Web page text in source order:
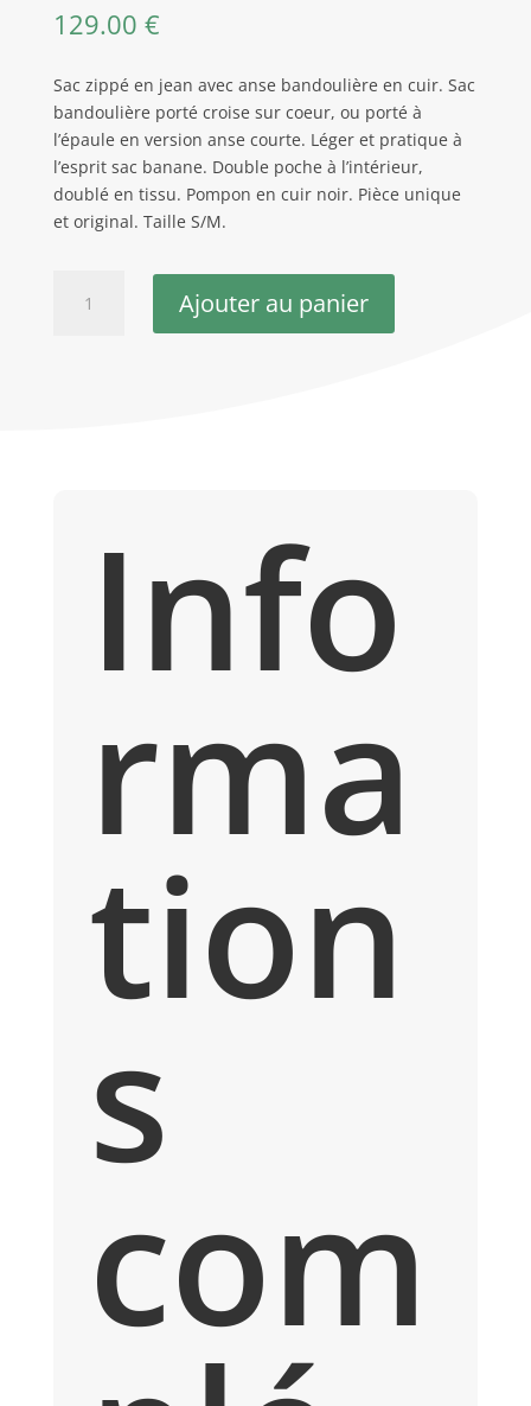
129.00 €
Sac zippé en jean avec anse bandoulière en cuir. Sac
bandoulière porté croise sur coeur, ou porté à
l’épaule en version anse courte. Léger et pratique à
l’esprit sac banane. Double poche à l’intérieur,
doublé en tissu. Pompon en cuir noir. Pièce unique
et original. Taille S/M.
Ajouter au panier
Info
rma
tion
s
com